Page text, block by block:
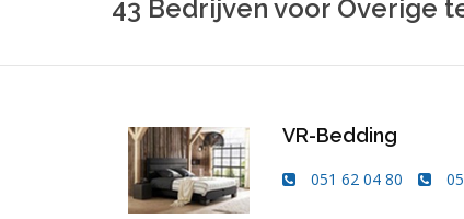
43 Bedrijven voor Overige
VR-Bedding
051 62 04 80